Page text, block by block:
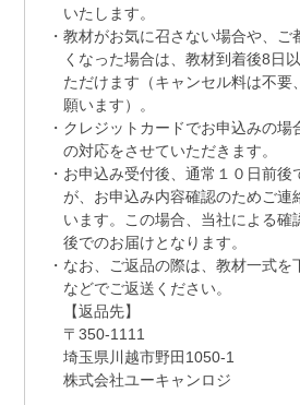
いたします。
教材がお気に召さない場合や、ご
くなった場合は、教材到着後8日
ただけます（キャンセル料は不要
願います）。
クレジットカードでお申込みの場
の対応をさせていただきます。
お申込み受付後、通常１０日前後
が、お申込み内容確認のためご連
います。この場合、当社による確
後でのお届けとなります。
なお、ご返品の際は、教材一式を
などでご返送ください。
【返品先】
〒350-1111
埼玉県川越市野田1050-1
株式会社ユーキャンロジ